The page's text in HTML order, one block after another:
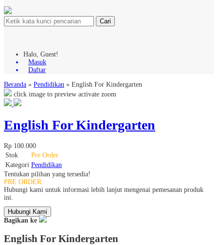
Cari
Halo, Guest!
Masuk
Daftar
Beranda » Pendidikan » English For Kindergarten
click image to preview activate zoom
English For Kindergarten
Rp 100.000
Stok
Pre Order
Kategori Pendidikan
Tentukan pilihan yang tersedia!
PRE ORDER
Hubungi kami untuk informasi lebih lanjut mengenai pemesanan produk
ini.
Hubungi Kami
Bagikan ke
English For Kindergarten